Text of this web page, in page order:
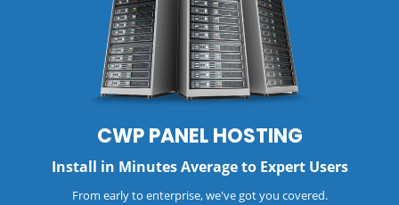
CWP PANEL HOSTING
Install in Minutes Average to Expert Users
From early to enterprise, we've got you covered.